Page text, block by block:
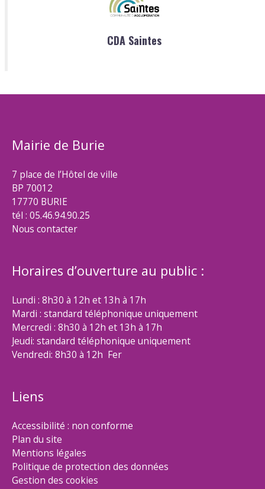
CDA Saintes
Mairie de Burie
7 place de l’Hôtel de ville
BP 70012
17770 BURIE
tél : 05.46.94.90.25
Nous contacter
Horaires d’ouverture au public :
Lundi : 8h30 à 12h et 13h à 17h
Mardi : standard téléphonique uniquement
Mercredi : 8h30 à 12h et 13h à 17h
Jeudi: standard téléphonique uniquement
Vendredi: 8h30 à 12h Fer
Liens
Accessibilité : non conforme
Plan du site
Mentions légales
Politique de protection des données
Gestion des cookies